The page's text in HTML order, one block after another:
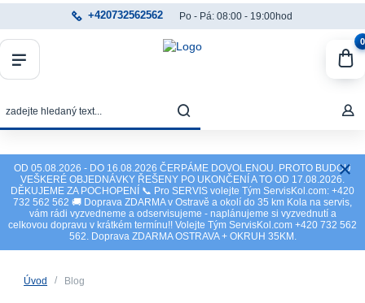
OD 05.08.2026 - DO 16.08.2026 ČERPÁME DOVOLENOU. PROTO BUDOU
VEŠKERÉ OBJEDNÁVKY ŘEŠENY PO UKONČENÍ A TO OD 17.08.2026.
DĚKUJEME ZA POCHOPENÍ 📞 Pro SERVIS volejte Tým ServisKol.com: +420
732 562 562 🚚 Doprava ZDARMA v Ostravě a okolí do 35 km Kola na servis,
vám rádi vyzvedneme a odservisujeme - naplánujeme si vyzvednutí a
celkovou dopravu v krátkém termínu!! Volejte Tým ServisKol.com +420 732 562
562. Doprava ZDARMA OSTRAVA + OKRUH 35KM.
+420732562562 Po - Pá: 08:00 - 19:00hod
0
Úvod Blog